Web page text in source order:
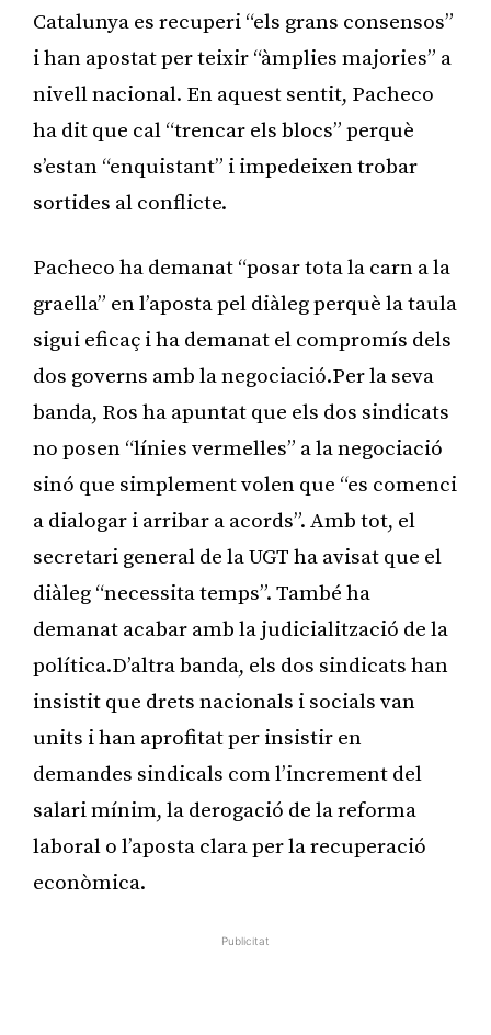
Catalunya es recuperi “els grans consensos”
i han apostat per teixir “àmplies majories” a
nivell nacional. En aquest sentit, Pacheco
ha dit que cal “trencar els blocs” perquè
s’estan “enquistant” i impedeixen trobar
sortides al conflicte.
Pacheco ha demanat “posar tota la carn a la
graella” en l’aposta pel diàleg perquè la taula
sigui eficaç i ha demanat el compromís dels
dos governs amb la negociació.Per la seva
banda, Ros ha apuntat que els dos sindicats
no posen “línies vermelles” a la negociació
sinó que simplement volen que “es comenci
a dialogar i arribar a acords”. Amb tot, el
secretari general de la UGT ha avisat que el
diàleg “necessita temps”. També ha
demanat acabar amb la judicialització de la
política.D’altra banda, els dos sindicats han
insistit que drets nacionals i socials van
units i han aprofitat per insistir en
demandes sindicals com l’increment del
salari mínim, la derogació de la reforma
laboral o l’aposta clara per la recuperació
econòmica.
Publicitat